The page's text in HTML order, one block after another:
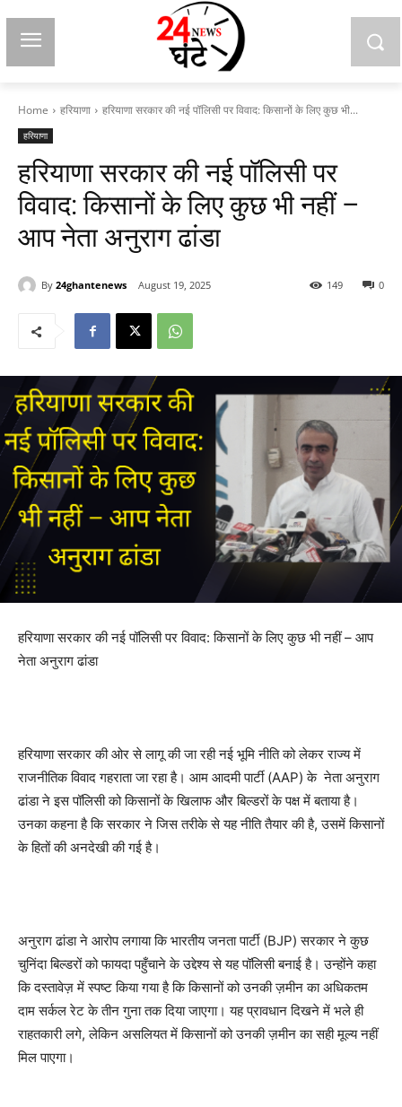
Home हरियाणा हरियाणा सरकार की नई पॉलिसी पर विवाद: किसानों के लिए कुछ भी...
हरियाणा
हरियाणा सरकार की नई पॉलिसी पर
विवाद: किसानों के लिए कुछ भी नहीं –
आप नेता अनुराग ढांडा
By 24ghantenews August 19, 2025 0
149
हरियाणा सरकार की नई पॉलिसी पर विवाद: किसानों के लिए कुछ भी नहीं – आप
नेता अनुराग ढांडा
हरियाणा सरकार की ओर से लागू की जा रही नई भूमि नीति को लेकर राज्य में
राजनीतिक विवाद गहराता जा रहा है। आम आदमी पार्टी (AAP) के नेता अनुराग
ढांडा ने इस पॉलिसी को किसानों के खिलाफ और बिल्डरों के पक्ष में बताया है।
उनका कहना है कि सरकार ने जिस तरीके से यह नीति तैयार की है, उसमें किसानों
के हितों की अनदेखी की गई है।
अनुराग ढांडा ने आरोप लगाया कि भारतीय जनता पार्टी (BJP) सरकार ने कुछ
चुनिंदा बिल्डरों को फायदा पहुँचाने के उद्देश्य से यह पॉलिसी बनाई है। उन्होंने कहा
कि दस्तावेज़ में स्पष्ट किया गया है कि किसानों को उनकी ज़मीन का अधिकतम
दाम सर्कल रेट के तीन गुना तक दिया जाएगा। यह प्रावधान दिखने में भले ही
राहतकारी लगे, लेकिन असलियत में किसानों को उनकी ज़मीन का सही मूल्य नहीं
मिल पाएगा।